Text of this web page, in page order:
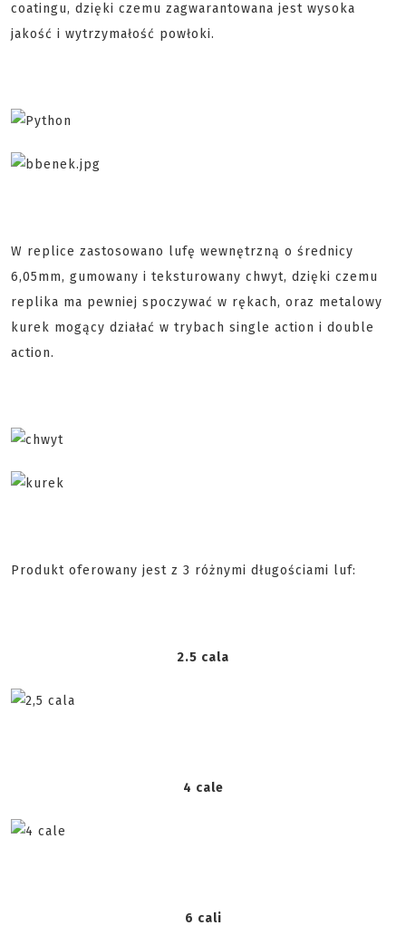
coatingu, dzięki czemu zagwarantowana jest wysoka
jakość i wytrzymałość powłoki.
W replice zastosowano lufę wewnętrzną o średnicy
6,05mm, gumowany i teksturowany chwyt, dzięki czemu
replika ma pewniej spoczywać w rękach, oraz metalowy
kurek mogący działać w trybach single action i double
action.
Produkt oferowany jest z 3 różnymi długościami luf:
2.5 cala
4 cale
6 cali